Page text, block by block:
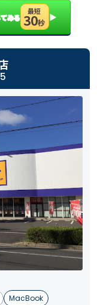
みる
最短
30秒 ▶
MacBook